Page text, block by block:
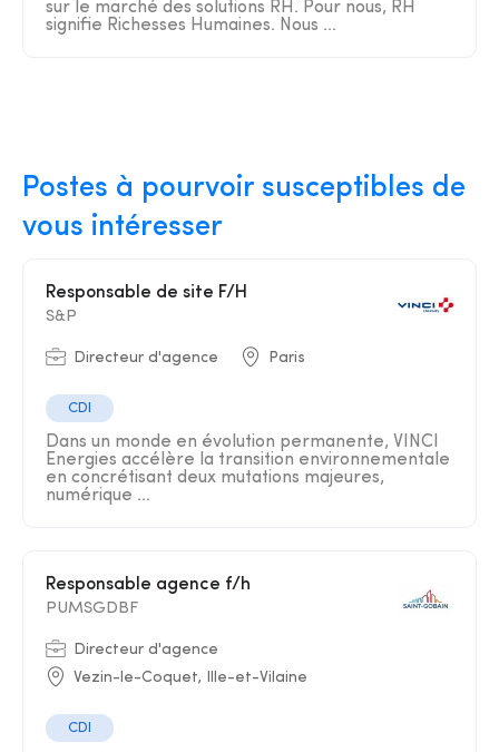
sur le marché des solutions RH. Pour nous, RH
signifie Richesses Humaines. Nous ...
Postes à pourvoir susceptibles de
vous intéresser
Responsable de site F/H
S&P
Directeur d'agence Paris
CDI
Dans un monde en évolution permanente, VINCI
Energies accélère la transition environnementale
en concrétisant deux mutations majeures,
numérique ...
Responsable agence f/h
PUMSGDBF
Directeur d'agence
Vezin-le-Coquet, Ille-et-Vilaine
CDI